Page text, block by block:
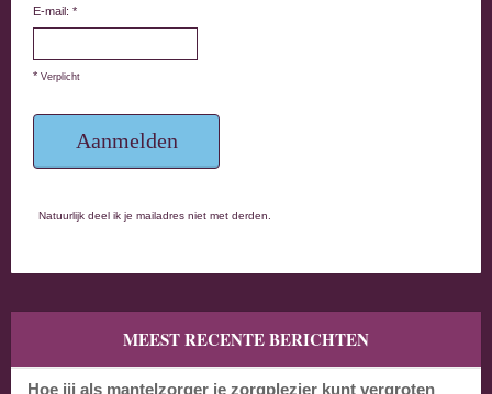
E-mail: *
* Verplicht
Natuurlijk deel ik je mailadres niet met derden.
MEEST RECENTE BERICHTEN
Hoe jij als mantelzorger je zorgplezier kunt vergroten